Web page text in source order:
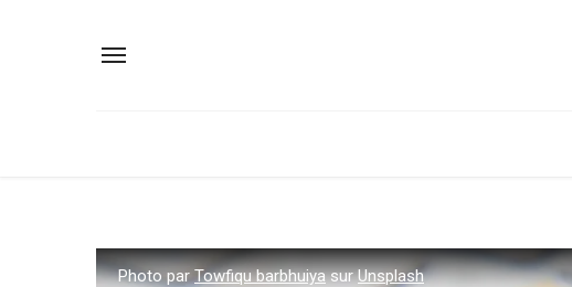
Photo parTowfiqu barbhuiyasurUnsplash